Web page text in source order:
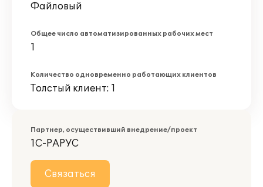
Файловый
Общее число автоматизированных рабочих мест
1
Количество одновременно работающих клиентов
Толстый клиент: 1
Партнер, осуществивший внедрение/проект
1С-РАРУС
Связаться